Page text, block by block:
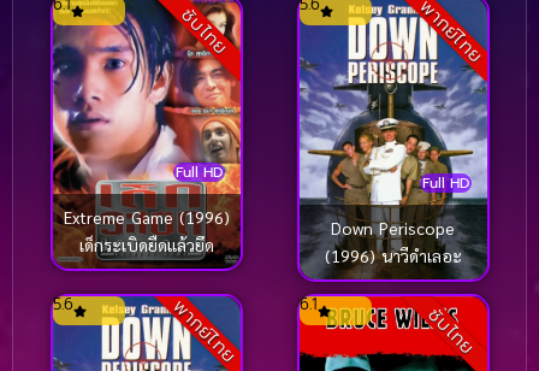
ซับไทย
Full HD
Extreme Game (1996)
เด็กระเบิดยืดแล้วยึด
พากย์ไทย
Full HD
Down Periscope
(1996) นาวีดำเลอะ
พากย์ไทย
5.6 ซับไทย
6.1